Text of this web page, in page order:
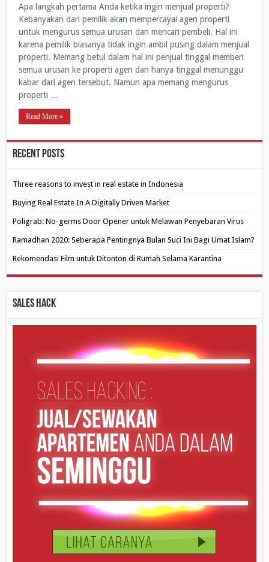
Apa langkah pertama Anda ketika ingin menjual properti?
Kebanyakan dari pemilik akan mempercayai agen properti
untuk mengurus semua urusan dan mencari pembeli. Hal ini
karena pemilik biasanya tidak ingin ambil pusing dalam menjual
properti. Memang betul dalam hal ini penjual tinggal memberi
semua urusan ke properti agen dan hanya tinggal menunggu
kabar dari agen tersebut. Namun apa memang mengurus
properti …
Read More »
Recent Posts
Three reasons to invest in real estate in Indonesia
Buying Real Estate In A Digitally Driven Market
Poligrab: No-germs Door Opener untuk Melawan Penyebaran Virus
Ramadhan 2020: Seberapa Pentingnya Bulan Suci Ini Bagi Umat Islam?
Rekomendasi Film untuk Ditonton di Rumah Selama Karantina
Sales Hack